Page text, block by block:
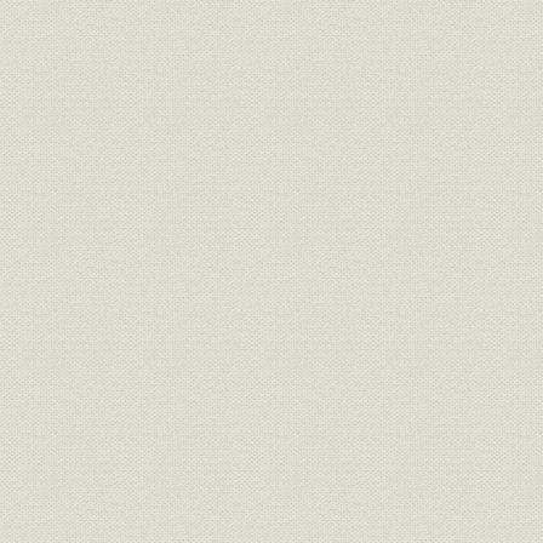
1――新しい局面下での輸出努力
2――各国市場における努力
3――海外アフターサービス体制の強化
第4編 安定成長時代への模索
第1章 国内市場の低迷と打開の努力
1――環境の激変と苦境の克服
2――市場低迷下での模索
第2章 激動する国際環境下での輸出の拡充
1――輸出政策の見直し・強化
2――世界各地域における積極策の展開
第3章 不変部門の拡充と事業の多角的展開